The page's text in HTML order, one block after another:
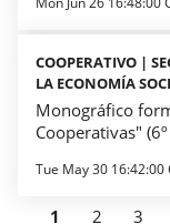
COOPERATIVO |
LA ECONOMÍA
Monográfico
Cooperativas"
Tue May 30 16:42:00
1 2 3